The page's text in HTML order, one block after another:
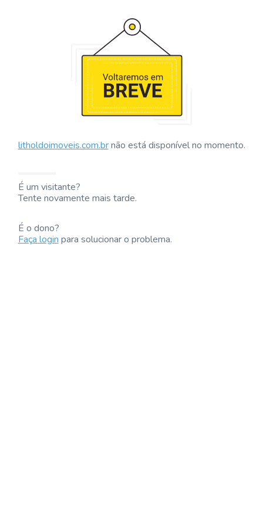
litholdoimoveis.com.brnão está disponível no momento.
É um visitante?
Tente novamente mais tarde.
É o dono?
Faça loginpara solucionar o problema.